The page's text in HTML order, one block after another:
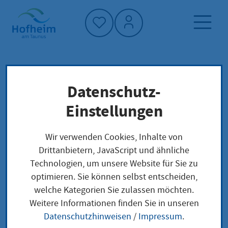
Startseite"
Neuigkeiten und Ausschreibungen
Sportlerehrung 2026: Meldungen bis 30. Juni
einreichen
Sportlerehrung 2026:
Datenschutz-
Einstellungen
Wir verwenden Cookies, Inhalte von
Drittanbietern, JavaScript und ähnliche
Technologien, um unsere Website für Sie zu
optimieren. Sie können selbst entscheiden,
welche Kategorien Sie zulassen möchten.
Weitere Informationen finden Sie in unseren
Datenschutzhinweisen / Impressum.